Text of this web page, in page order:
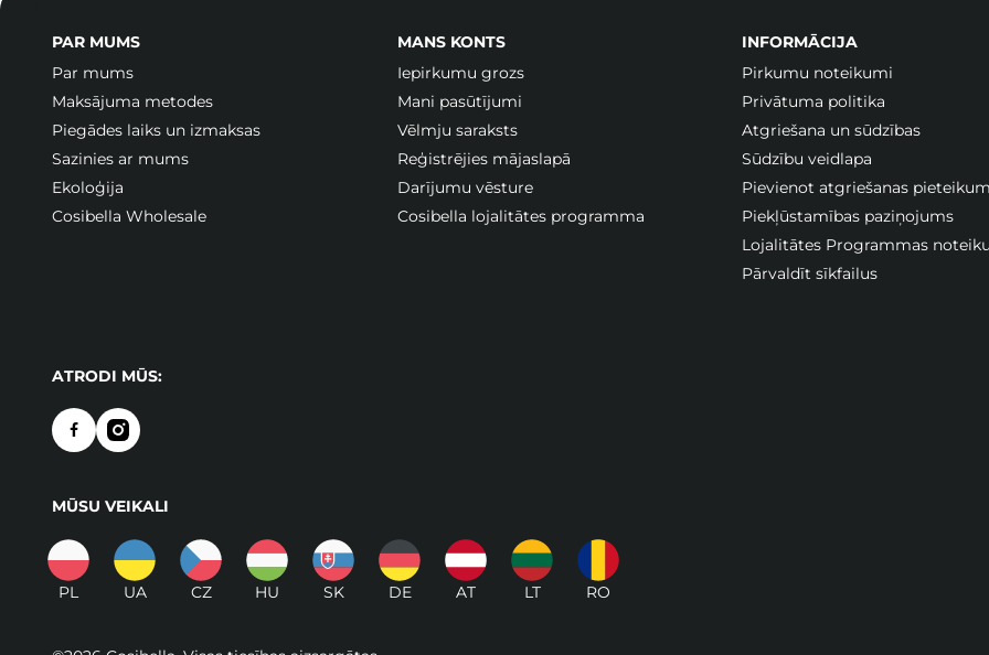
PAR MUMS
Par mums
Maksājuma metodes
Piegādes laiks un izmaksas
Sazinies ar mums
Ekoloģija
Cosibella Wholesale
MANS KONTS
Iepirkumu grozs
Mani pasūtījumi
Vēlmju saraksts
Reģistrējies mājaslapā
Darījumu vēsture
Cosibella lojalitātes programma
INFORMĀCIJA
Pirkumu noteikumi
Privātuma politika
Atgriešana un sūdzības
Sūdzību veidlapa
Pievienot atgriešanas
Piekļūstamības paziņojums
Lojalitātes Programmas
Pārvaldīt sīkfailus
ATRODI MŪS:
MŪSU VEIKALI
PL UA CZ HU SK DE AT LT RO